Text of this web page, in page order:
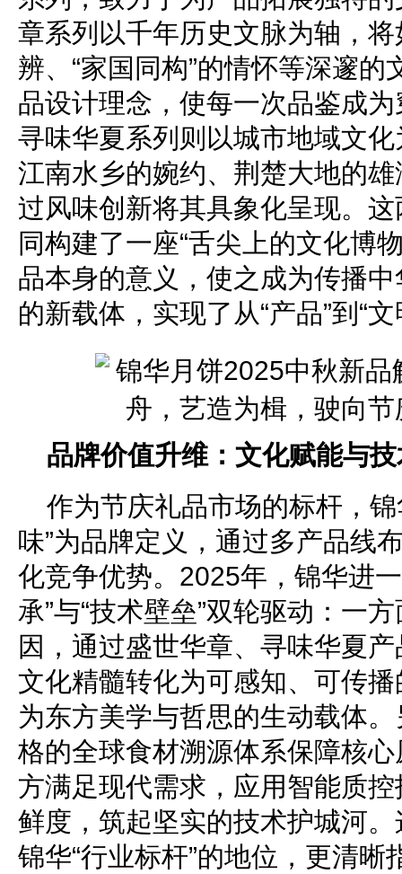
章系列以千年历史文脉为轴，将
辨、“家国同构”的情怀等深邃
品设计理念，使每一次品鉴成
寻味华夏系列则以城市地域文
江南水乡的婉约、荆楚大地的
过风味创新将其具象化呈现。
同构建了一座“舌尖上的文化博
品本身的意义，使之成为传播
的新载体，实现了从“产品”到“
品牌价值升维：文化赋能与
作为节庆礼品市场的标杆，
味”为品牌定义，通过多产品线
化竞争优势。2025年，锦华进
承”与“技术壁垒”双轮驱动：一
因，通过盛世华章、寻味华夏
文化精髓转化为可感知、可传
为东方美学与哲思的生动载体
格的全球食材溯源体系保障核
方满足现代需求，应用智能质
鲜度，筑起坚实的技术护城河
锦华“行业标杆”的地位，更清